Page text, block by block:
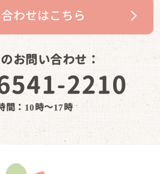
わせはこちら
お問い合わせ：
間：10時～17時